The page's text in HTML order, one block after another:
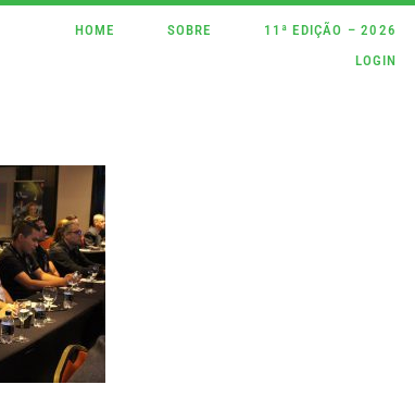
HOME SOBRE 11ª EDIÇÃO – 2026
LOGIN